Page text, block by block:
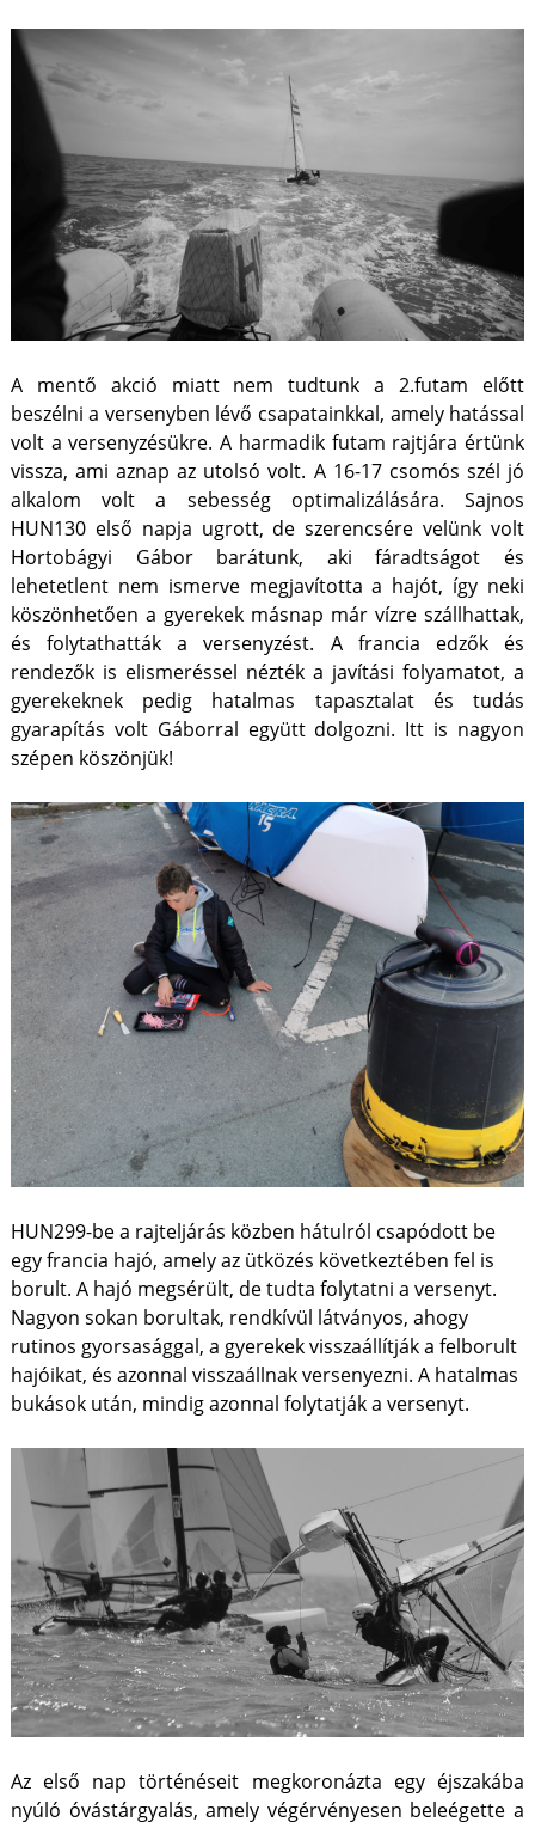
A mentő akció miatt nem tudtunk a 2.futam előtt
beszélni a versenyben lévő csapatainkkal, amely hatással
volt a versenyzésükre. A harmadik futam rajtjára értünk
vissza, ami aznap az utolsó volt. A 16-17 csomós szél jó
alkalom volt a sebesség optimalizálására. Sajnos
HUN130 első napja ugrott, de szerencsére velünk volt
Hortobágyi Gábor barátunk, aki fáradtságot és
lehetetlent nem ismerve megjavította a hajót, így neki
köszönhetően a gyerekek másnap már vízre szállhattak,
és folytathatták a versenyzést. A francia edzők és
rendezők is elismeréssel nézték a javítási folyamatot, a
gyerekeknek pedig hatalmas tapasztalat és tudás
gyarapítás volt Gáborral együtt dolgozni. Itt is nagyon
szépen köszönjük!
HUN299-be a rajteljárás közben hátulról csapódott be
egy francia hajó, amely az ütközés következtében fel is
borult. A hajó megsérült, de tudta folytatni a versenyt.
Nagyon sokan borultak, rendkívül látványos, ahogy
rutinos gyorsasággal, a gyerekek visszaállítják a felborult
hajóikat, és azonnal visszaállnak versenyezni. A hatalmas
bukások után, mindig azonnal folytatják a versenyt.
Az első nap történéseit megkoronázta egy éjszakába
nyúló óvástárgyalás, amely végérvényesen beleégette a